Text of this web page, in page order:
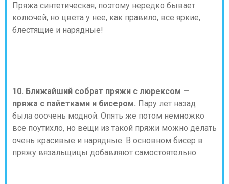
Пряжа синтетическая, поэтому нередко бывает
колючей, но цвета у нее, как правило, все яркие,
блестящие и нарядные!
10. Ближайший собрат пряжи с люрексом —
пряжа с пайетками и бисером. Пару лет назад
была ооочень модной. Опять же потом немножко
все поутихло, но вещи из такой пряжи можно делать
очень красивые и нарядные. В основном бисер в
пряжу вязальщицы добавляют самостоятельно.